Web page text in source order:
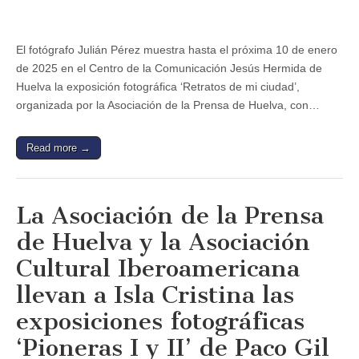
El fotógrafo Julián Pérez muestra hasta el próxima 10 de enero
de 2025 en el Centro de la Comunicación Jesús Hermida de
Huelva la exposición fotográfica ‘Retratos de mi ciudad’,
organizada por la Asociación de la Prensa de Huelva, con…
Read more →
La Asociación de la Prensa
de Huelva y la Asociación
Cultural Iberoamericana
llevan a Isla Cristina las
exposiciones fotográficas
‘Pioneras I y II’ de Paco Gil